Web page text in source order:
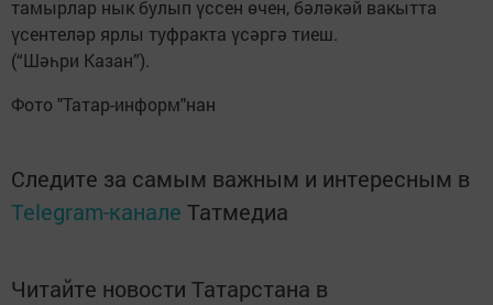
тамырлар нык булып үссен өчен, бәләкәй вакытта
үсентеләр ярлы туфракта үсәргә тиеш.
(“Шәһри Казан”).
Фото "Татар-информ"нан
Следите за самым важным и интересным в
Telegram-канале Татмедиа
Читайте новости Татарстана в